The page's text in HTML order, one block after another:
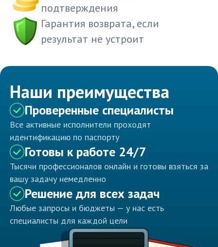
подтверждения
Гарантия возврата, если
результат не устроит
Наши преимущества
Проверенные специалисты
Все активные исполнители проходят
идентификацию по паспорту
Готовы к работе 24/7
Тысячи профессионалов онлайн и готовы взяться за
вашу задачу немедленно
Решение для всех задач
Любые запросы и бюджеты — у нас есть
специалисты для каждой цели